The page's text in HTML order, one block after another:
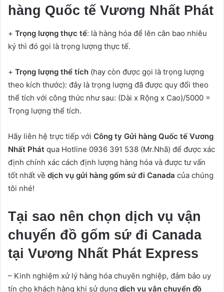
hàng Quốc tế Vương Nhất Phát
+ Trọng lượng thực tế: là hàng hóa để lên cân bao nhiêu
ký thì đó gọi là trọng lượng thực tế.
+ Trọng lượng thể tích (hay còn được gọi là trọng lượng
theo kích thước): đây là trọng lượng đã được quy đổi theo
thể tích với công thức như sau: (Dài x Rộng x Cao)/5000 =
Trọng lượng thể tích.
Hãy liên hệ trực tiếp với Công ty Gửi hàng Quốc tế Vương
Nhất Phát qua Hotline 0936 391 538 (Mr.Nhã) để được xác
định chính xác cách định lượng hàng hóa và được tư vấn
tốt nhất về dịch vụ gửi hàng gốm sứ đi Canada của chúng
tôi nhé!
Tại sao nên chọn dịch vụ vận
chuyển đồ gốm sứ đi Canada
tại Vương Nhất Phát Express
– Kinh nghiệm xử lý hàng hóa chuyên nghiệp, đảm bảo uy
tín cho khách hàng khi sử dụng dịch vụ vận chuyển đồ